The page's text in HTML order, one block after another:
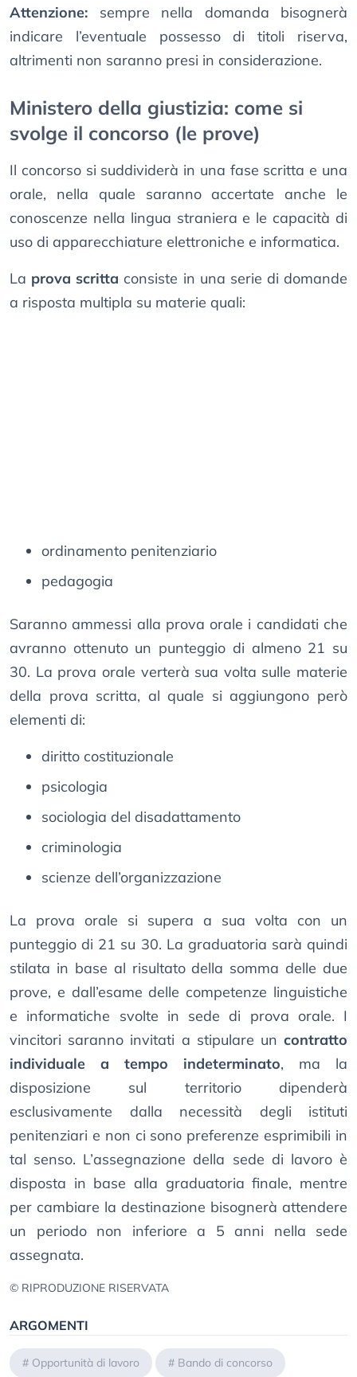
Attenzione: sempre nella domanda bisognerà
indicare l’eventuale possesso di titoli riserva,
altrimenti non saranno presi in considerazione.
Ministero della giustizia: come si
svolge il concorso (le prove)
Il concorso si suddividerà in una fase scritta e una
orale, nella quale saranno accertate anche le
conoscenze nella lingua straniera e le capacità di
uso di apparecchiature elettroniche e informatica.
La prova scritta consiste in una serie di domande
a risposta multipla su materie quali:
ordinamento penitenziario
pedagogia
Saranno ammessi alla prova orale i candidati che
avranno ottenuto un punteggio di almeno 21 su
30. La prova orale verterà sua volta sulle materie
della prova scritta, al quale si aggiungono però
elementi di:
diritto costituzionale
psicologia
sociologia del disadattamento
criminologia
scienze dell’organizzazione
La prova orale si supera a sua volta con un
punteggio di 21 su 30. La graduatoria sarà quindi
stilata in base al risultato della somma delle due
prove, e dall’esame delle competenze linguistiche
e informatiche svolte in sede di prova orale. I
vincitori saranno invitati a stipulare un contratto
individuale a tempo indeterminato, ma la
disposizione sul territorio dipenderà
esclusivamente dalla necessità degli istituti
penitenziari e non ci sono preferenze esprimibili in
tal senso. L’assegnazione della sede di lavoro è
disposta in base alla graduatoria finale, mentre
per cambiare la destinazione bisognerà attendere
un periodo non inferiore a 5 anni nella sede
assegnata.
© RIPRODUZIONE RISERVATA
ARGOMENTI
# Opportunità di lavoro # Bando di concorso